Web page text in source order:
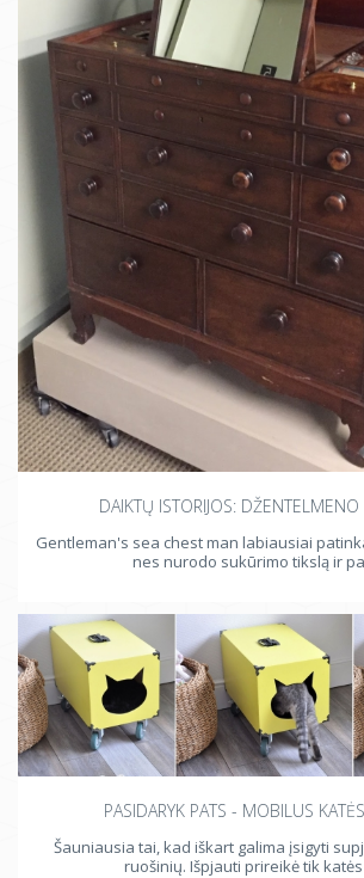
DAIKTŲ ISTORIJOS:
Gentleman's sea chest man labiausiai
nes nurodo sukūrimo tikslą ir
PASIDARYK PATS - MOBILUS
Šauniausia tai, kad iškart galima įsigyti
ruošinių. Išpjauti prireikė tik